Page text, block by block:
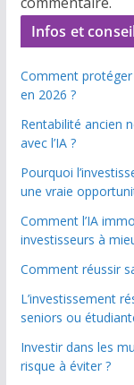
Infos et
Comment
en 2026 ?
Rentabilité ancien
avec l’IA ?
Pourquoi
une vraie
Comment l’IA
investisseurs à
Comment réussir
L’investissement
seniors ou
Investir dans les
risque à éviter ?